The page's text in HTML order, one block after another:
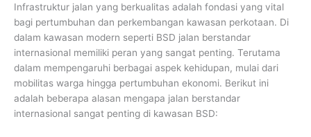
Infrastruktur jalan yang berkualitas adalah fondasi yang vital
bagi pertumbuhan dan perkembangan kawasan perkotaan. Di
dalam kawasan modern seperti BSD jalan berstandar
internasional memiliki peran yang sangat penting. Terutama
dalam mempengaruhi berbagai aspek kehidupan, mulai dari
mobilitas warga hingga pertumbuhan ekonomi. Berikut ini
adalah beberapa alasan mengapa jalan berstandar
internasional sangat penting di kawasan BSD: